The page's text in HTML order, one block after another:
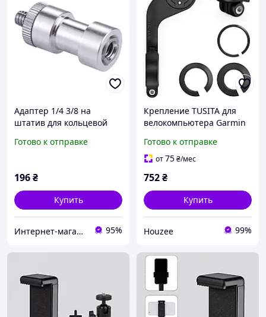
Адаптер 1/4 3/8 на
штатив для кольцевой
Готово к отправке
196₴
Купить
Интернет-магазин smartmiks.com.ua 95%
Крепление TUSITA для
велокомпьютера Garmin
для установки на
велосипед с адаптером
Готово к отправке
от75₴/мес
752₴
Купить
Houzee 99%